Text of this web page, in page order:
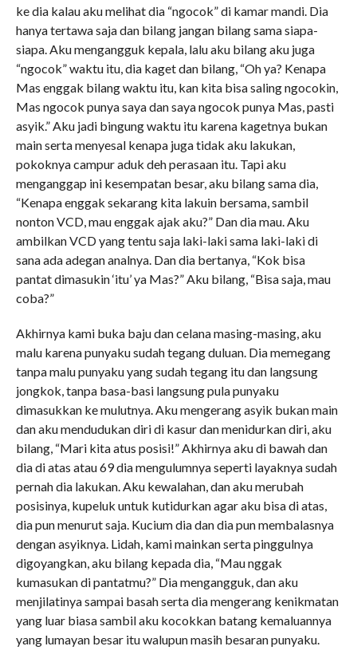
ke dia kalau aku melihat dia “ngocok” di kamar mandi. Dia
hanya tertawa saja dan bilang jangan bilang sama siapa-
siapa. Aku mengangguk kepala, lalu aku bilang aku juga
“ngocok” waktu itu, dia kaget dan bilang, “Oh ya? Kenapa
Mas enggak bilang waktu itu, kan kita bisa saling ngocokin,
Mas ngocok punya saya dan saya ngocok punya Mas, pasti
asyik.” Aku jadi bingung waktu itu karena kagetnya bukan
main serta menyesal kenapa juga tidak aku lakukan,
pokoknya campur aduk deh perasaan itu. Tapi aku
menganggap ini kesempatan besar, aku bilang sama dia,
“Kenapa enggak sekarang kita lakuin bersama, sambil
nonton VCD, mau enggak ajak aku?” Dan dia mau. Aku
ambilkan VCD yang tentu saja laki-laki sama laki-laki di
sana ada adegan analnya. Dan dia bertanya, “Kok bisa
pantat dimasukin ‘itu’ ya Mas?” Aku bilang, “Bisa saja, mau
coba?”
Akhirnya kami buka baju dan celana masing-masing, aku
malu karena punyaku sudah tegang duluan. Dia memegang
tanpa malu punyaku yang sudah tegang itu dan langsung
jongkok, tanpa basa-basi langsung pula punyaku
dimasukkan ke mulutnya. Aku mengerang asyik bukan main
dan aku mendudukan diri di kasur dan menidurkan diri, aku
bilang, “Mari kita atus posisi!” Akhirnya aku di bawah dan
dia di atas atau 69 dia mengulumnya seperti layaknya sudah
pernah dia lakukan. Aku kewalahan, dan aku merubah
posisinya, kupeluk untuk kutidurkan agar aku bisa di atas,
dia pun menurut saja. Kucium dia dan dia pun membalasnya
dengan asyiknya. Lidah, kami mainkan serta pinggulnya
digoyangkan, aku bilang kepada dia, “Mau nggak
kumasukan di pantatmu?” Dia mengangguk, dan aku
menjilatinya sampai basah serta dia mengerang kenikmatan
yang luar biasa sambil aku kocokkan batang kemaluannya
yang lumayan besar itu walupun masih besaran punyaku.